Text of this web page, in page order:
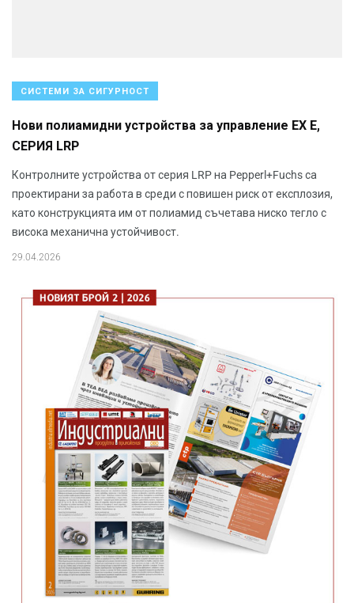
СИСТЕМИ ЗА СИГУРНОСТ
Нови полиамидни устройства за управление EX E,
СЕРИЯ LRP
Контролните устройства от серия LRP на Pepperl+Fuchs са
проектирани за работа в среди с повишен риск от експлозия,
като конструкцията им от полиамид съчетава ниско тегло с
висока механична устойчивост.
29.04.2026